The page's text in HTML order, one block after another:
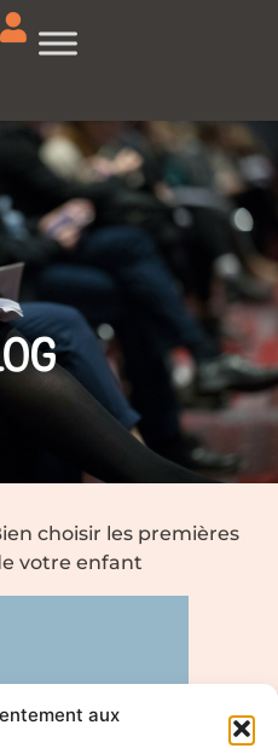
aux
choisir les premières
votre enfant